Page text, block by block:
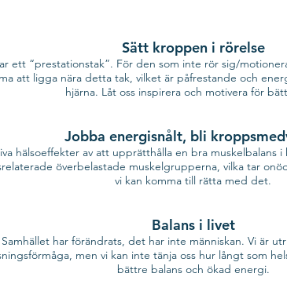
Sätt kroppen i rörelse
ett “prestationstak”. För den som inte rör sig/
att ligga nära detta tak, vilket är påfrestande och
hjärna. Låt oss inspirera och motivera för
Jobba energisnålt, bli
hälsoeffekter av att upprätthålla en bra muskelbalans
överbelastade muskelgrupperna, vilka tar
vi kan komma till rätta med det.
Balans i livet
Samhället har förändrats, det har inte människan. Vi är
men vi kan inte tänja oss hur långt som
bättre balans och ökad energi.